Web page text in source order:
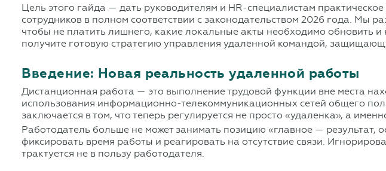
Цель этого гайда — дать руководителям и HR-специалистам
сотрудников в полном соответствии с законодательством 2026 года. Мы
чтобы не платить лишнего, какие локальные акты необходимо обновить
получите готовую стратегию управления удаленной командой,
Введение: Новая реальность удаленной работы
Дистанционная работа — это выполнение трудовой функции вне места
использования информационно-телекоммуникационных сетей общего
заключается в том, что теперь регулируется не просто «удаленка», а
Работодатель больше не может занимать позицию «главное —
фиксировать время работы и реагировать на отсутствие связи.
трактуется не в пользу работодателя.